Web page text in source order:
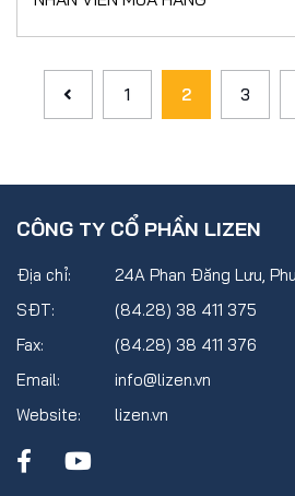
1 2 3
CÔNG TY CỔ PHẦN LIZEN
Địa chỉ:
24A Phan Đăng Lưu,
SĐT:
(84.28) 38 411 375
Fax:
(84.28) 38 411 376
Email:
info@lizen.vn
Website:
lizen.vn